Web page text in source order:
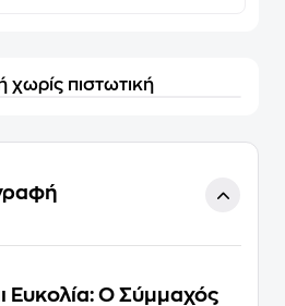
χωρίς πιστωτική
Ευκολία: Ο Σύμμαχός